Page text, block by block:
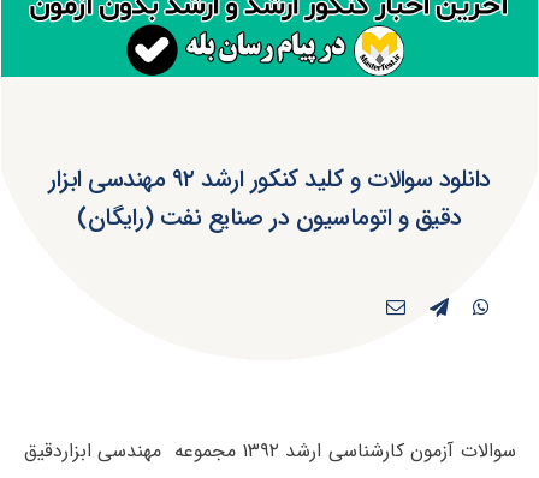
دانلود سوالات و کلید کنکور ارشد ۹۲ مهندسی ابزار
دقیق و اتوماسیون در صنایع نفت (رایگان)
سوالات آزمون کارشناسی ارشد ۱۳۹۲ مجموعه مهندسی ابزاردقیق